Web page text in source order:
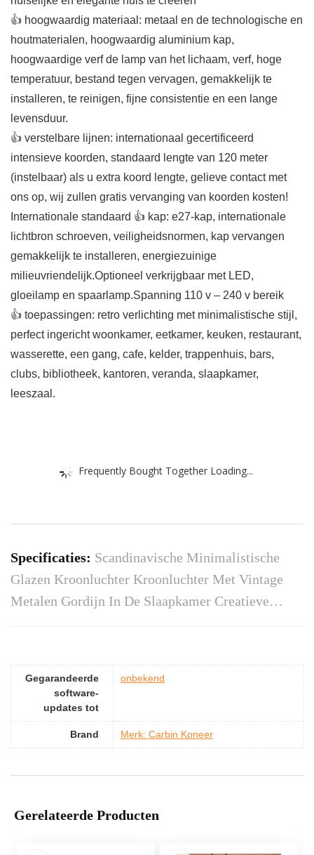
👍 hoogwaardig materiaal: metaal en de technologische en
houtmaterialen, hoogwaardig aluminium kap,
hoogwaardige verf de lamp van het lichaam, verf, hoge
temperatuur, bestand tegen vervagen, gemakkelijk te
installeren, te reinigen, fijne consistentie en een lange
levensduur.
👍 verstelbare lijnen: internationaal gecertificeerd
intensieve koorden, standaard lengte van 120 meter
(instelbaar) als u extra koord lengte, gelieve contact met
ons op, wij zullen gratis vervanging van koorden kosten!
Internationale standaard 👍 kap: e27-kap, internationale
lichtbron schroeven, veiligheidsnormen, kap vervangen
gemakkelijk te installeren, energiezuinige
milieuvriendelijk.Optioneel verkrijgbaar met LED,
gloeilamp en spaarlamp.Spanning 110 v – 240 v bereik
👍 toepassingen: retro verlichting met minimalistische stijl,
perfect ingericht woonkamer, eetkamer, keuken, restaurant,
wasserette, een gang, cafe, kelder, trappenhuis, bars,
clubs, bibliotheek, kantoren, veranda, slaapkamer,
leeszaal.
Frequently Bought Together Loading...
Specificaties: Scandinavische Minimalistische
Glazen Kroonluchter Kroonluchter Met Vintage
Metalen Gordijn In De Slaapkamer Creatieve…
Gegarandeerde
software-
updates tot
‎onbekend
Brand Merk: Carbin Koneer
Gerelateerde Producten